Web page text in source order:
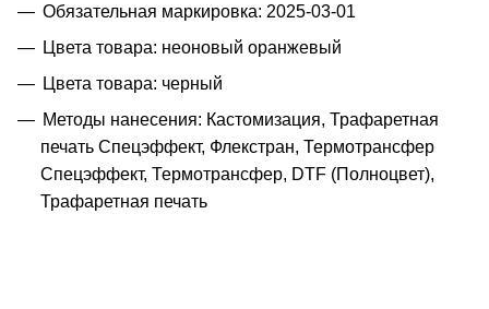
Обязательная маркировка: 2025-03-01
Цвета товара: неоновый оранжевый
Цвета товара: черный
Методы нанесения: Кастомизация, Трафаретная
печать Спецэффект, Флекстран, Термотрансфер
Спецэффект, Термотрансфер, DTF (Полноцвет),
Трафаретная печать